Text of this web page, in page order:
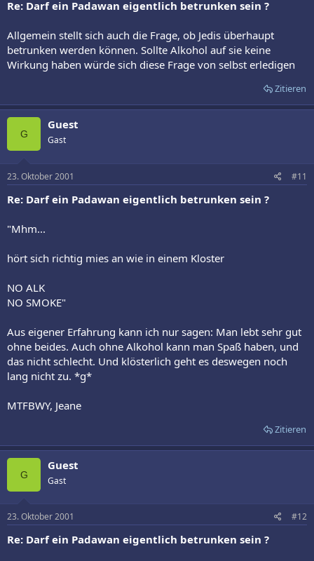
Re: Darf ein Padawan eigentlich betrunken sein ?
Allgemein stellt sich auch die Frage, ob Jedis überhaupt
betrunken werden können. Sollte Alkohol auf sie keine
Wirkung haben würde sich diese Frage von selbst erledigen
Zitieren
G
Guest
Gast
23. Oktober 2001 #11
Re: Darf ein Padawan eigentlich betrunken sein ?
"Mhm...
hört sich richtig mies an wie in einem Kloster
NO ALK
NO SMOKE"
Aus eigener Erfahrung kann ich nur sagen: Man lebt sehr gut
ohne beides. Auch ohne Alkohol kann man Spaß haben, und
das nicht schlecht. Und klösterlich geht es deswegen noch
lang nicht zu. *g*
MTFBWY, Jeane
Zitieren
G
Guest
Gast
23. Oktober 2001 #12
Re: Darf ein Padawan eigentlich betrunken sein ?